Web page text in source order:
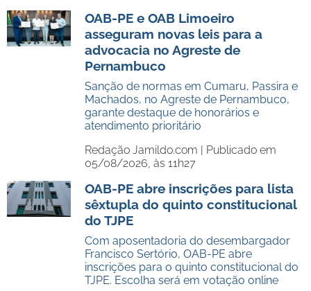
OAB-PE e OAB Limoeiro
asseguram novas leis para a
advocacia no Agreste de
Pernambuco
Sanção de normas em Cumaru, Passira e
Machados, no Agreste de Pernambuco,
garante destaque de honorários e
atendimento prioritário
Redação Jamildo.com | Publicado em
05/08/2026, às 11h27
OAB-PE abre inscrições para lista
sêxtupla do quinto constitucional
do TJPE
Com aposentadoria do desembargador
Francisco Sertório, OAB-PE abre
inscrições para o quinto constitucional do
TJPE. Escolha será em votação online